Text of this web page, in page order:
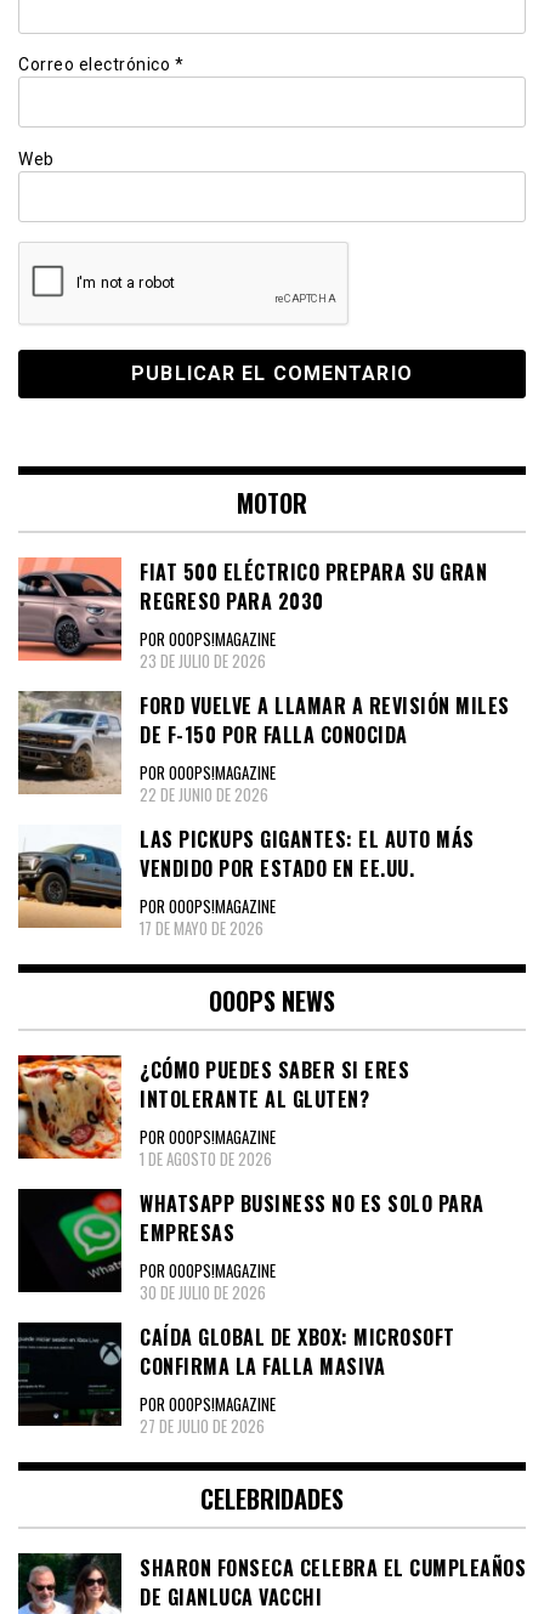
Correo electrónico *
Web
MOTOR
FIAT 500 ELÉCTRICO PREPARA SU GRAN
REGRESO PARA 2030
POR OOOPS!MAGAZINE
23 DE JULIO DE 2026
FORD VUELVE A LLAMAR A REVISIÓN MILES
DE F-150 POR FALLA CONOCIDA
POR OOOPS!MAGAZINE
22 DE JUNIO DE 2026
LAS PICKUPS GIGANTES: EL AUTO MÁS
VENDIDO POR ESTADO EN EE.UU.
POR OOOPS!MAGAZINE
17 DE MAYO DE 2026
OOOPS NEWS
¿CÓMO PUEDES SABER SI ERES
INTOLERANTE AL GLUTEN?
POR OOOPS!MAGAZINE
1 DE AGOSTO DE 2026
WHATSAPP BUSINESS NO ES SOLO PARA
EMPRESAS
POR OOOPS!MAGAZINE
30 DE JULIO DE 2026
CAÍDA GLOBAL DE XBOX: MICROSOFT
CONFIRMA LA FALLA MASIVA
POR OOOPS!MAGAZINE
27 DE JULIO DE 2026
CELEBRIDADES
SHARON FONSECA CELEBRA EL CUMPLEAÑOS
DE GIANLUCA VACCHI